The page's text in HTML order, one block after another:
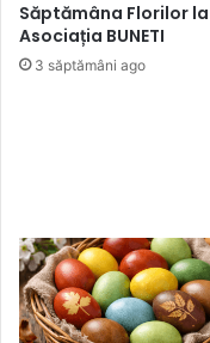
Săptămâna Florilor la
Asociația BUNETI
3 săptămâni ago